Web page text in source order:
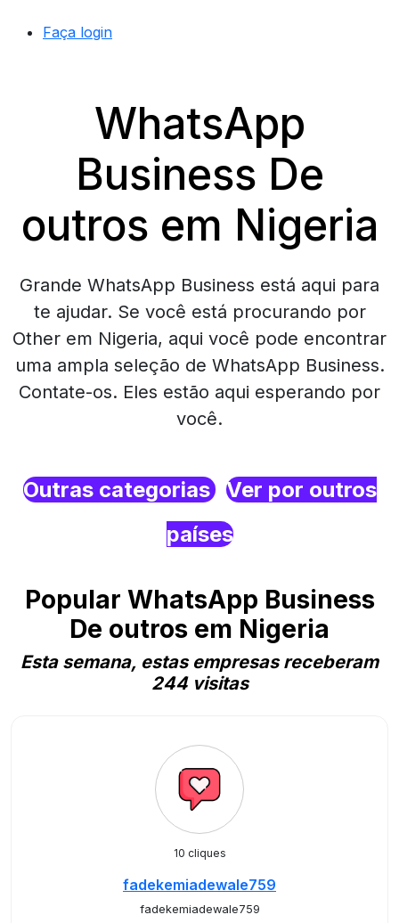
Faça login
WhatsApp
Business De
outros em Nigeria
Grande WhatsApp Business está aqui para
te ajudar. Se você está procurando por
Other em Nigeria, aqui você pode encontrar
uma ampla seleção de WhatsApp Business.
Contate-os. Eles estão aqui esperando por
você.
Outras categorias Ver por outros
países
Popular WhatsApp Business
De outros em Nigeria
Esta semana, estas empresas receberam
244 visitas
10 cliques
fadekemiadewale759
fadekemiadewale759